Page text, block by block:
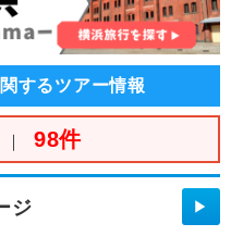
するツアー情報
｜ 98件
ジ ▶